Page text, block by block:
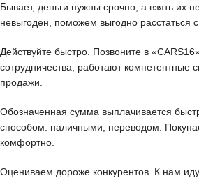
Бывает, деньги нужны срочно, а взять их
невыгоден, поможем выгодно расстаться
Действуйте быстро. Позвоните в
сотрудничества, работают компетентные
продажи.
Обозначенная сумма выплачивается
способом: наличными, переводом.
комфортно.
Оцениваем дороже конкурентов. К нам